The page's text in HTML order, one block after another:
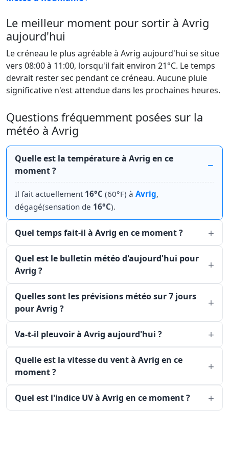
Le meilleur moment pour sortir à Avrig
aujourd'hui
Le créneau le plus agréable à Avrig aujourd'hui se situe
vers 08:00 à 11:00, lorsqu'il fait environ 21°C. Le temps
devrait rester sec pendant ce créneau. Aucune pluie
significative n'est attendue dans les prochaines heures.
Questions fréquemment posées sur la
météo à Avrig
Quelle est la température à Avrig en ce
moment ?
Il fait actuellement 16°C (60°F) à Avrig,
dégagé(sensation de 16°C).
Quel temps fait-il à Avrig en ce moment ?
Quel est le bulletin météo d'aujourd'hui pour
Avrig ?
Quelles sont les prévisions météo sur 7 jours
pour Avrig ?
Va-t-il pleuvoir à Avrig aujourd'hui ?
Quelle est la vitesse du vent à Avrig en ce
moment ?
Quel est l'indice UV à Avrig en ce moment ?